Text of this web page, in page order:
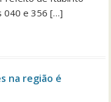
040 e 356 […]
na região é